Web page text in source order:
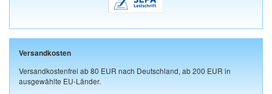
Versandkosten
Versandkostenfrei ab 80 EUR nach Deutschland, ab 200 EUR in
ausgewählte EU-Länder.